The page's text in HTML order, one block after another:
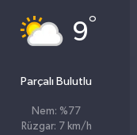
9°
Parçalı Bulutlu
Nem: %77
Rüzgar: 7 km/h